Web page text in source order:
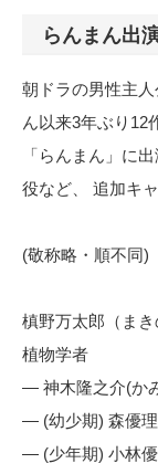
らんまん出
朝ドラの男性主
ん以来3年ぶり12
「らんまん」に
役など、 追加キ
(敬称略・順不同)
槙野万太郎（ま
植物学者
— 神木隆之介(か
— (幼少期) 森優
— (少年期) 小林